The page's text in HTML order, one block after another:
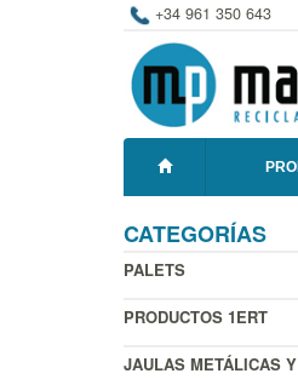
+34 961 350 643
CATEGORÍAS
PALETS
PRODUCTOS 1ERT
JAULAS METÁLICAS